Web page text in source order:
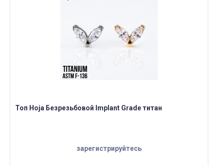
Топ Hoja Безрезьбовой Implant Grade титан
зарегистрируйтесь